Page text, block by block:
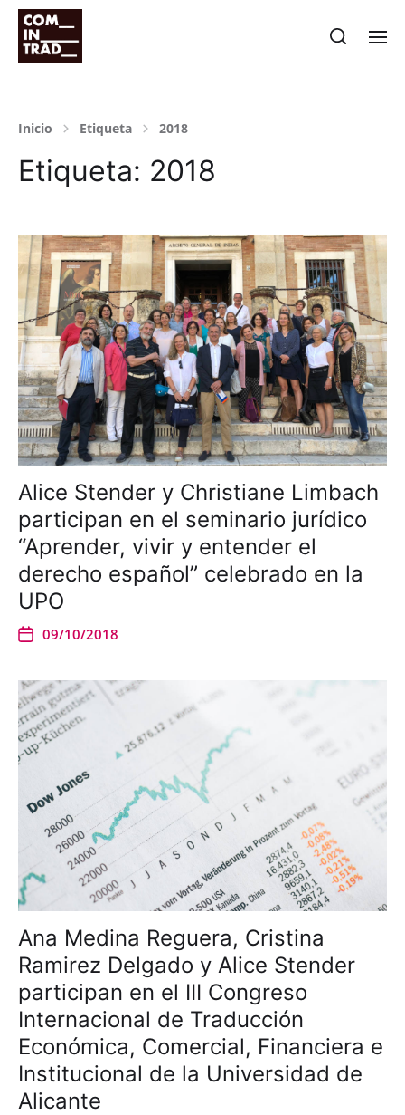
Inicio Etiqueta 2018
Etiqueta: 2018
Alice Stender y Christiane Limbach
participan en el seminario jurídico
“Aprender, vivir y entender el
derecho español” celebrado en la
UPO
09/10/2018
Ana Medina Reguera, Cristina
Ramirez Delgado y Alice Stender
participan en el III Congreso
Internacional de Traducción
Económica, Comercial, Financiera e
Institucional de la Universidad de
Alicante